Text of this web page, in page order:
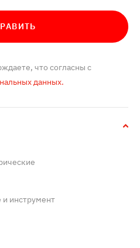
что согласны с
данных.
и инструмент